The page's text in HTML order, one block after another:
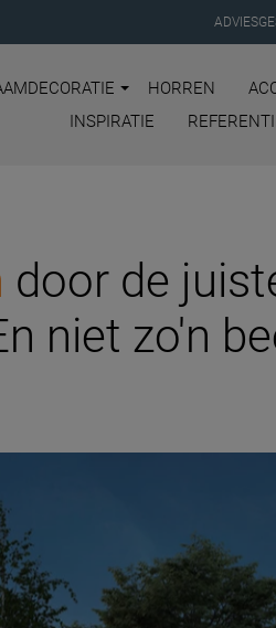
HORREN
INSPIRATIE
door de
niet zo'n